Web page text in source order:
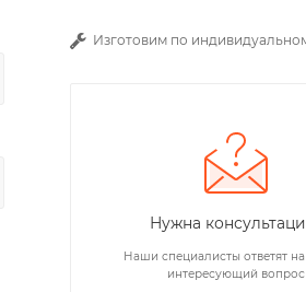
Изготовим по
Нужна
Наши специалисты ответят
интересующий вопрос